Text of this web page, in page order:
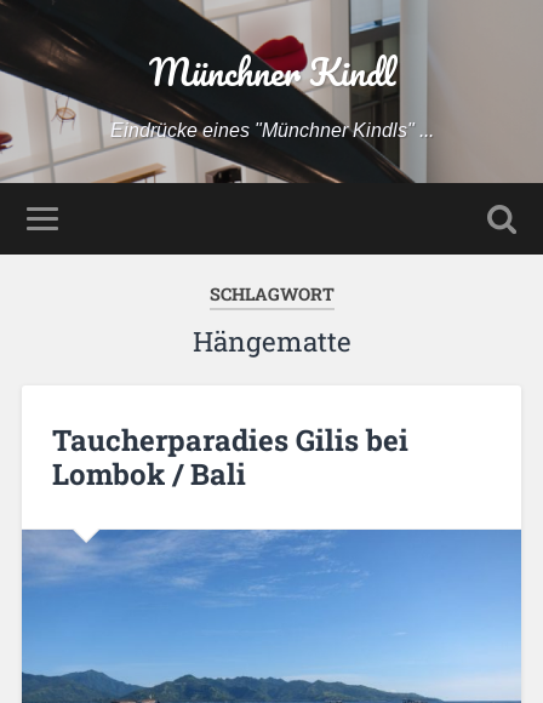
Münchner Kindl
Eindrücke eines "Münchner Kindls" ...
SCHLAGWORT
Hängematte
Taucherparadies Gilis bei
Lombok / Bali